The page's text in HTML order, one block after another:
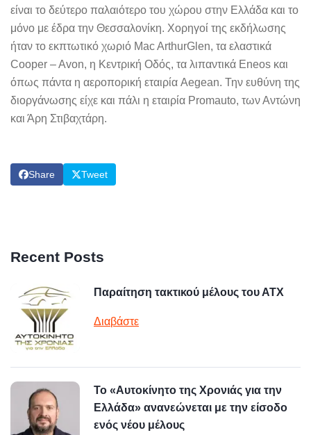
είναι το δεύτερο παλαιότερο του χώρου στην Ελλάδα και το
μόνο με έδρα την Θεσσαλονίκη. Χορηγοί της εκδήλωσης
ήταν το εκπτωτικό χωριό Mac ArthurGlen, τα ελαστικά
Cooper – Avon, η Κεντρική Οδός, τα λιπαντικά Eneos και
όπως πάντα η αεροπορική εταιρία Aegean. Την ευθύνη της
διοργάνωσης είχε και πάλι η εταιρία Promauto, των Αντώνη
και Άρη Στιβαχτάρη.
Share Tweet
Recent Posts
Παραίτηση τακτικού μέλους του ΑΤΧ
Διαβάστε
Το «Αυτοκίνητο της Χρονιάς για την
Ελλάδα» ανανεώνεται με την είσοδο
ενός νέου μέλους